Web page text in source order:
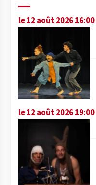
le 12 août 2026 16:00
le 12 août 2026 19:00